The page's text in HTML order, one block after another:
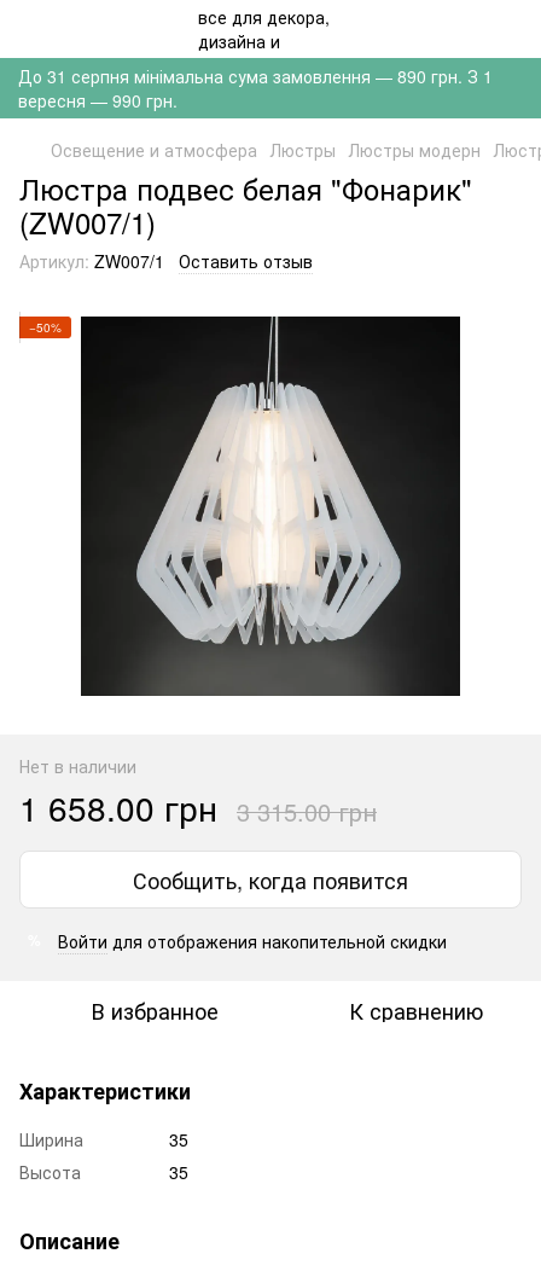
До 31 серпня мінімальна сума замовлення — 890 грн. З 1
вересня — 990 грн.
Освещение и атмосфера Люстры Люстры модерн
Люстра подвес белая "Фонарик"
(ZW007/1)
Артикул: ZW007/1 Оставить отзыв
−50%
Нет в наличии
1 658.00 грн 3 315.00 грн
Сообщить, когда появится
Войти для отображения накопительной скидки
В избранное К сравнению
Характеристики
Ширина
35
Высота
35
Описание